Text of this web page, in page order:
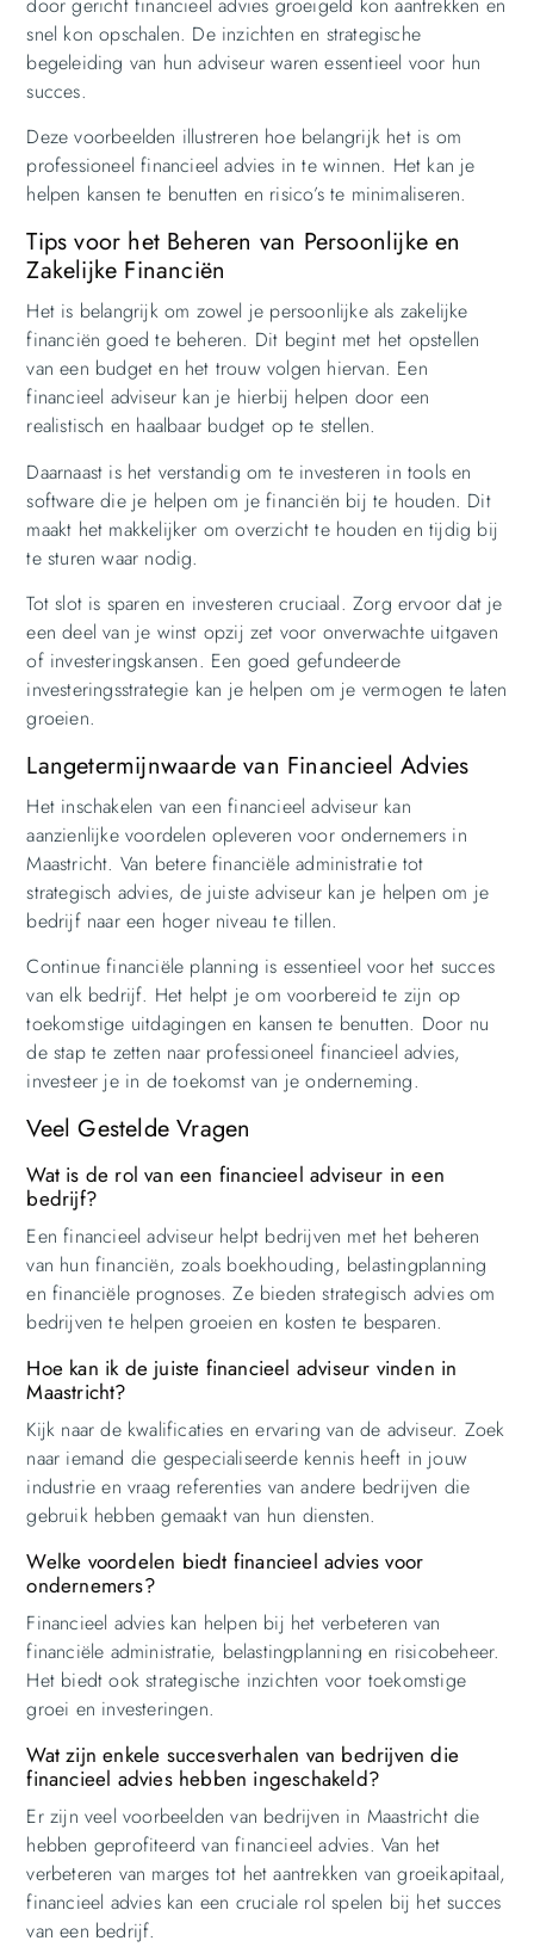
snel kon opschalen. De inzichten en strategische
begeleiding van hun adviseur waren essentieel voor hun
succes.
Deze voorbeelden illustreren hoe belangrijk het is om
professioneel financieel advies in te winnen. Het kan je
helpen kansen te benutten en risico’s te minimaliseren.
Tips voor het Beheren van Persoonlijke en
Zakelijke Financiën
Het is belangrijk om zowel je persoonlijke als zakelijke
financiën goed te beheren. Dit begint met het opstellen
van een budget en het trouw volgen hiervan. Een
financieel adviseur kan je hierbij helpen door een
realistisch en haalbaar budget op te stellen.
Daarnaast is het verstandig om te investeren in tools en
software die je helpen om je financiën bij te houden. Dit
maakt het makkelijker om overzicht te houden en tijdig bij
te sturen waar nodig.
Tot slot is sparen en investeren cruciaal. Zorg ervoor dat je
een deel van je winst opzij zet voor onverwachte uitgaven
of investeringskansen. Een goed gefundeerde
investeringsstrategie kan je helpen om je vermogen te laten
groeien.
Langetermijnwaarde van Financieel Advies
Het inschakelen van een financieel adviseur kan
aanzienlijke voordelen opleveren voor ondernemers in
Maastricht. Van betere financiële administratie tot
strategisch advies, de juiste adviseur kan je helpen om je
bedrijf naar een hoger niveau te tillen.
Continue financiële planning is essentieel voor het succes
van elk bedrijf. Het helpt je om voorbereid te zijn op
toekomstige uitdagingen en kansen te benutten. Door nu
de stap te zetten naar professioneel financieel advies,
investeer je in de toekomst van je onderneming.
Veel Gestelde Vragen
Wat is de rol van een financieel adviseur in een
bedrijf?
Een financieel adviseur helpt bedrijven met het beheren
van hun financiën, zoals boekhouding, belastingplanning
en financiële prognoses. Ze bieden strategisch advies om
bedrijven te helpen groeien en kosten te besparen.
Hoe kan ik de juiste financieel adviseur vinden in
Maastricht?
Kijk naar de kwalificaties en ervaring van de adviseur. Zoek
naar iemand die gespecialiseerde kennis heeft in jouw
industrie en vraag referenties van andere bedrijven die
gebruik hebben gemaakt van hun diensten.
Welke voordelen biedt financieel advies voor
ondernemers?
Financieel advies kan helpen bij het verbeteren van
financiële administratie, belastingplanning en risicobeheer.
Het biedt ook strategische inzichten voor toekomstige
groei en investeringen.
Wat zijn enkele succesverhalen van bedrijven die
financieel advies hebben ingeschakeld?
Er zijn veel voorbeelden van bedrijven in Maastricht die
hebben geprofiteerd van financieel advies. Van het
verbeteren van marges tot het aantrekken van groeikapitaal,
financieel advies kan een cruciale rol spelen bij het succes
van een bedrijf.